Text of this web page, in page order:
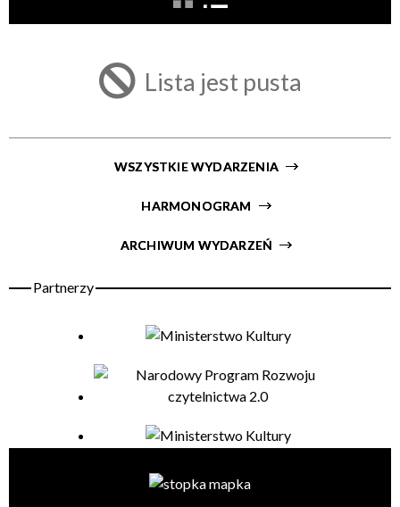
Trwające w zakresie
—
Miejsce
Lista jest pusta
WSZYSTKIE WYDARZENIA
HARMONOGRAM
ARCHIWUM WYDARZEŃ